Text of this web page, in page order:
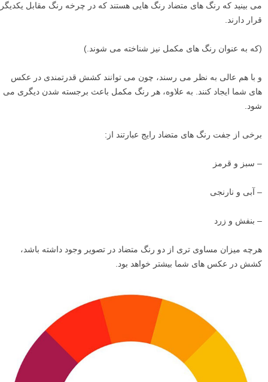
می بینید که رنگ های متضاد رنگ هایی هستند که در چرخه رنگ مقابل یکدیگر
قرار دارند.
(که به عنوان رنگ های مکمل نیز شناخته می شوند.)
و با هم عالی به نظر می رسند، چون می توانند کشش قدرتمندی در عکس
های شما ایجاد کنند. به علاوه، هر رنگ مکمل باعث برجسته شدن دیگری می
شود.
برخی از جفت رنگ های متضاد رایج عبارتند از:
– سبز و قرمز
– آبی و نارنجی
– بنفش و زرد
هرچه میزان مساوی تری از دو رنگ متضاد در تصویر وجود داشته باشد،
کشش در عکس های شما بیشتر خواهد بود.